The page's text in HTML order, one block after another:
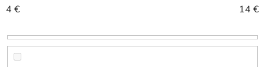
i
e
p
4 € 14 €